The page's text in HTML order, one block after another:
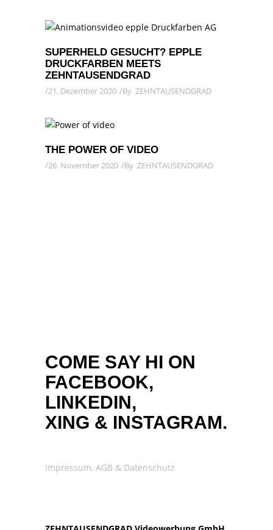
SUPERHELD GESUCHT? EPPLE
DRUCKFARBEN MEETS
ZEHNTAUSENDGRAD
21. Dezember 2020 By ZEHNTAUSENDGRAD
THE POWER OF VIDEO
26. November 2020 By ZEHNTAUSENDGRAD
COME SAY HI ON
FACEBOOK,
LINKEDIN,
XING & INSTAGRAM.
Impressum, AGB & Datenschutz